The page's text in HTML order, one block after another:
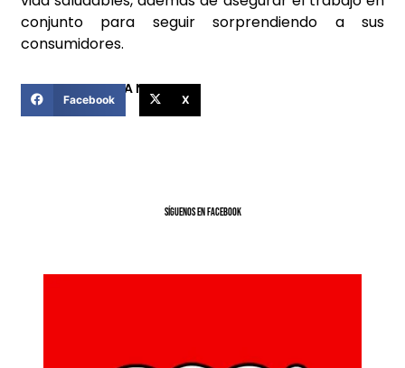
conjunto para seguir sorprendiendo a sus
consumidores.
COMPARTIR ESTA NOTICIA
Facebook X
SíGUENOS EN FACEBOOK